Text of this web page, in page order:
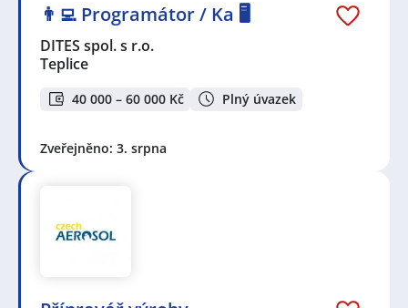
👨‍💻 Programátor / Ka 🖥️
DITES spol. s r.o.
Teplice
40 000 – 60 000 Kč Plný úvazek
Zveřejněno: 3. srpna